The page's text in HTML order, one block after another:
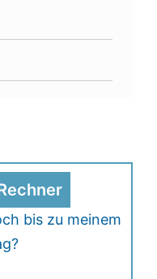
bis zu meinem